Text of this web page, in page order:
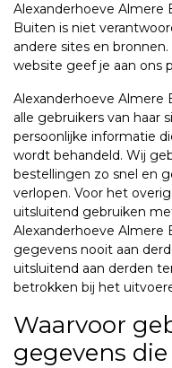
Alexanderhoeve Almere
Buiten is niet
andere sites en
website geef je aan ons
Alexanderhoeve Almere
alle gebruikers van haar
persoonlijke informatie
wordt behandeld. Wij
bestellingen zo snel en
verlopen. Voor het
uitsluitend gebruiken
Alexanderhoeve Almere
gegevens nooit aan
uitsluitend aan derden
betrokken bij het
Waarvoor
gegevens